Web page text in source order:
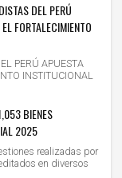
DEL PERÚ
FORTALECIMIENTO
PERÚ APUESTA
INSTITUCIONAL
BIENES
2025
realizadas por
en diversos